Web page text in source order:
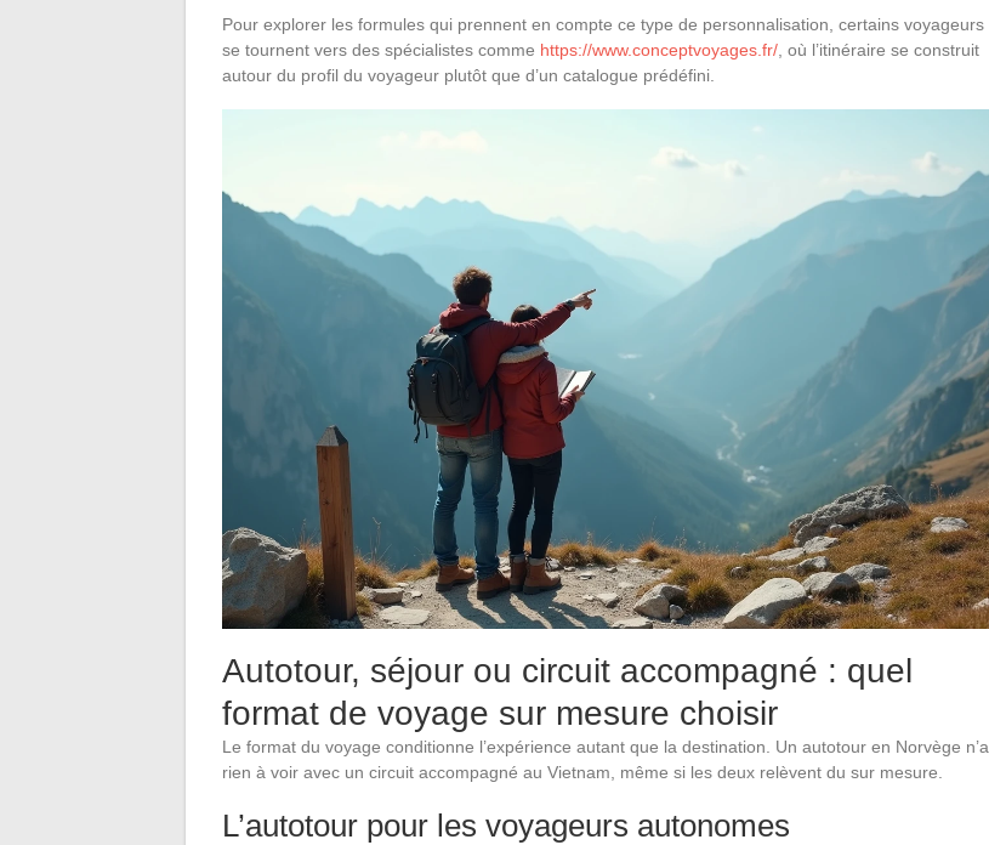
Pour explorer les formules qui prennent en compte ce type de personnalisation, certains voyageurs
se tournent vers des spécialistes comme https://www.conceptvoyages.fr/ , où l’itinéraire se construit
autour du profil du voyageur plutôt que d’un catalogue prédéfini.
Autotour, séjour ou circuit accompagné : quel
format de voyage sur mesure choisir
Le format du voyage conditionne l’expérience autant que la destination. Un autotour en Norvège n’a
rien à voir avec un circuit accompagné au Vietnam, même si les deux relèvent du sur mesure.
L’autotour pour les voyageurs autonomes